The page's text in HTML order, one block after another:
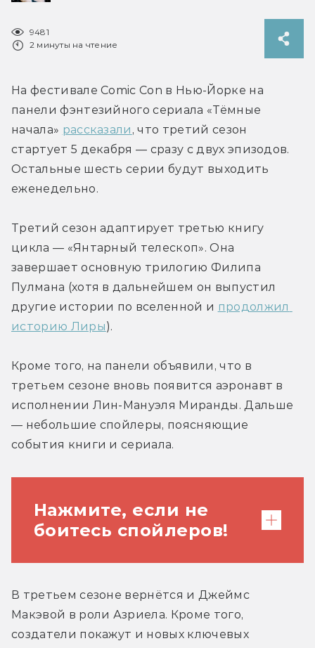
9481
2 минуты на чтение
На фестивале Comic Con в Нью-Йорке на
панели фэнтезийного сериала «Тёмные
начала» рассказали , что третий сезон
стартует 5 декабря — сразу с двух эпизодов.
Остальные шесть серии будут выходить
еженедельно.
Третий сезон адаптирует третью книгу
цикла — «Янтарный телескоп». Она
завершает основную трилогию Филипа
Пулмана (хотя в дальнейшем он выпустил
другие истории по вселенной и продолжил
историю Лиры).
Кроме того, на панели объявили, что в
третьем сезоне вновь появится аэронавт в
исполнении Лин-Мануэля Миранды. Дальше
— небольшие спойлеры, поясняющие
события книги и сериала.
Нажмите, если не
боитесь спойлеров!
В конце второго сезона (и в конце
второго тома) Скорсби убили
служители Магистериума. Он
В третьем сезоне вернётся и Джеймс
Макэвой в роли Азриела. Кроме того,
создатели покажут и новых ключевых